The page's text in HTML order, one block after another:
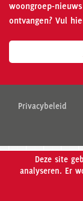
Deze site
analyseren. Er
Meer
woongroep-
ontvangen? Vul
Privacybeleid